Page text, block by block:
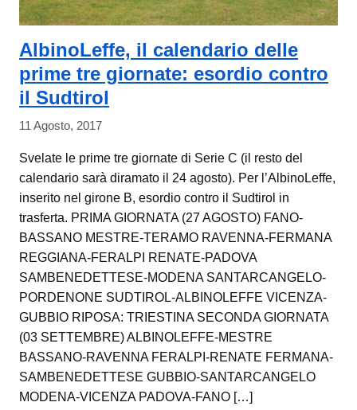
AlbinoLeffe, il calendario delle
prime tre giornate: esordio contro
il Sudtirol
11 Agosto, 2017
Svelate le prime tre giornate di Serie C (il resto del
calendario sarà diramato il 24 agosto). Per l’AlbinoLeffe,
inserito nel girone B, esordio contro il Sudtirol in
trasferta. PRIMA GIORNATA (27 AGOSTO) FANO-
BASSANO MESTRE-TERAMO RAVENNA-FERMANA
REGGIANA-FERALPI RENATE-PADOVA
SAMBENEDETTESE-MODENA SANTARCANGELO-
PORDENONE SUDTIROL-ALBINOLEFFE VICENZA-
GUBBIO RIPOSA: TRIESTINA SECONDA GIORNATA
(03 SETTEMBRE) ALBINOLEFFE-MESTRE
BASSANO-RAVENNA FERALPI-RENATE FERMANA-
SAMBENEDETTESE GUBBIO-SANTARCANGELO
MODENA-VICENZA PADOVA-FANO […]